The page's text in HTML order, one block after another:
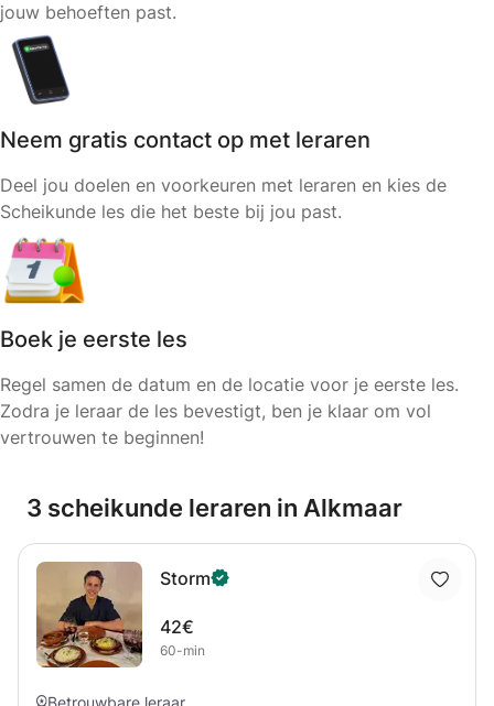
jouw behoeften past.
Neem gratis contact op met leraren
Deel jou doelen en voorkeuren met leraren en kies de
Scheikunde les die het beste bij jou past.
Boek je eerste les
Regel samen de datum en de locatie voor je eerste les.
Zodra je leraar de les bevestigt, ben je klaar om vol
vertrouwen te beginnen!
3 scheikunde leraren in Alkmaar
Storm
42€
60-min
Betrouwbare leraar